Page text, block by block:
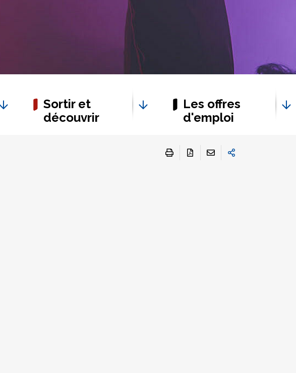
Sortir et
découvrir
Les offres
d'emploi